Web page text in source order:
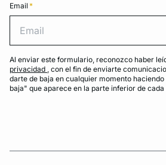
Email *
Al enviar este formulario, reconozco haber
privacidad , con el fin de enviarte
darte de baja en cualquier momento
baja" que aparece en la parte inferior de